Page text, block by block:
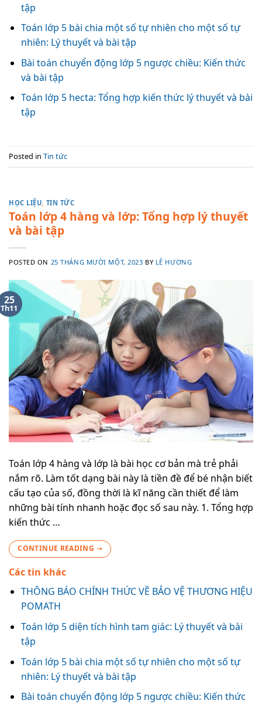
tập
Toán lớp 5 bài chia một số tự nhiên cho một số tự
nhiên: Lý thuyết và bài tập
Bài toán chuyển động lớp 5 ngược chiều: Kiến thức
và bài tập
Toán lớp 5 hecta: Tổng hợp kiến thức lý thuyết và bài
tập
Posted in Tin tức
HỌC LIỆU, TIN TỨC
Toán lớp 4 hàng và lớp: Tổng hợp lý thuyết
và bài tập
POSTED ON 25 THÁNG MƯỜI MỘT, 2023 BY LÊ HƯƠNG
25
Th11
Toán lớp 4 hàng và lớp là bài học cơ bản mà trẻ phải
nắm rõ. Làm tốt dạng bài này là tiền đề để bé nhận biết
cấu tạo của số, đồng thời là kĩ năng cần thiết để làm
những bài tính nhanh hoặc đọc số sau này. 1. Tổng hợp
kiến thức …
CONTINUE READING →
Các tin khác
THÔNG BÁO CHÍNH THỨC VỀ BẢO VỆ THƯƠNG HIỆU
POMATH
Toán lớp 5 diện tích hình tam giác: Lý thuyết và bài
tập
Toán lớp 5 bài chia một số tự nhiên cho một số tự
nhiên: Lý thuyết và bài tập
Bài toán chuyển động lớp 5 ngược chiều: Kiến thức